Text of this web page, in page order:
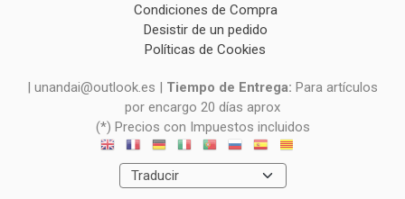
Condiciones de Compra
Desistir de un pedido
Políticas de Cookies
| unandai@outlook.es | Tiempo de Entrega: Para artículos
por encargo 20 días aprox
(*) Precios con Impuestos incluidos